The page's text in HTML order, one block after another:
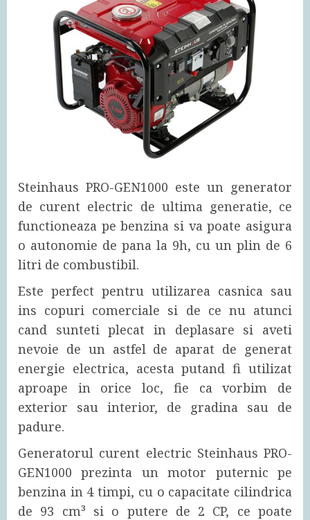
Steinhaus PRO-GEN1000 este un generator
de curent electric de ultima generatie, ce
functioneaza pe benzina si va poate asigura
o autonomie de pana la 9h, cu un plin de 6
litri de combustibil.
Este perfect pentru utilizarea casnica sau
ins copuri comerciale si de ce nu atunci
cand sunteti plecat in deplasare si aveti
nevoie de un astfel de aparat de generat
energie electrica, acesta putand fi utilizat
aproape in orice loc, fie ca vorbim de
exterior sau interior, de gradina sau de
padure.
Generatorul curent electric Steinhaus PRO-
GEN1000 prezinta un motor puternic pe
benzina in 4 timpi, cu o capacitate cilindrica
de 93 cm³ si o putere de 2 CP, ce poate